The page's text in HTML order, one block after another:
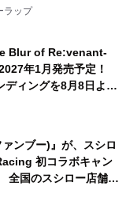
モンスター ビジュア
の発売決定！ 2026
ラップ
Blur of Re:venant-
年1月発売予定！
ディングを8月8日より
ァンブー)』が、スシロ
初コラボキャン
国のスシロー店舗で
ミニカー)付き
れます